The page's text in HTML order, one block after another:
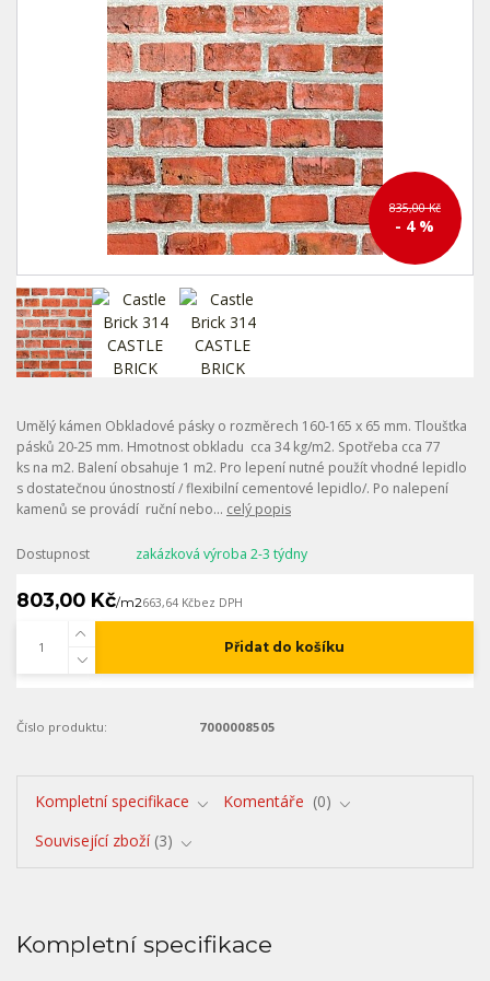
835,00 Kč
- 4 %
Umělý kámen Obkladové pásky o rozměrech 160-165 x 65 mm. Tloušťka
pásků 20-25 mm. Hmotnost obkladu cca 34 kg/m2. Spotřeba cca 77
ks na m2. Balení obsahuje 1 m2. Pro lepení nutné použít vhodné lepidlo
s dostatečnou únostností / flexibilní cementové lepidlo/. Po nalepení
kamenů se provádí ruční nebo... celý popis
Dostupnost zakázková výroba 2-3 týdny
803,00 Kč/m2663,64 Kčbez DPH
Přidat do košíku
Číslo produktu: 7000008505
Kompletní specifikace Komentáře
0
Související zboží 3
Kompletní specifikace